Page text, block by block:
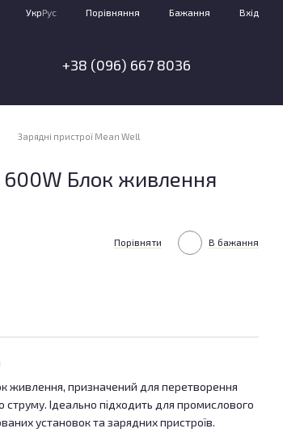
УкрРус Порівняння Бажання Вхід
+38 (096) 667 8036
Зарядні пристрої Mean Well
600W Блок живлення
Порівняти В бажання
живлення, призначений для перетворення
струму. Ідеально підходить для промислового
установок та зарядних пристроїв.